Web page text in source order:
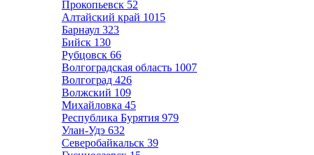
Прокопьевск 52
Алтайский край 1015
Барнаул 323
Бийск 130
Рубцовск 66
Волгоградская область 1007
Волгоград 426
Волжский 109
Михайловка 45
Республика Бурятия 979
Улан-Удэ 632
Северобайкальск 39